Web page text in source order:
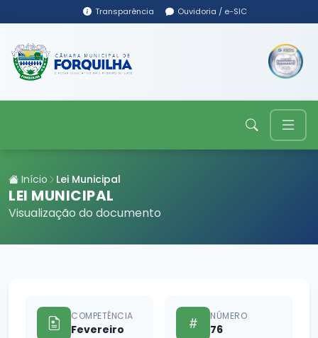
Transparência Ouvidoria / e-SIC
Início Lei Municipal
LEI MUNICIPAL
Visualização do documento
COMPETÊNCIA
Fevereiro
NÚMERO
76